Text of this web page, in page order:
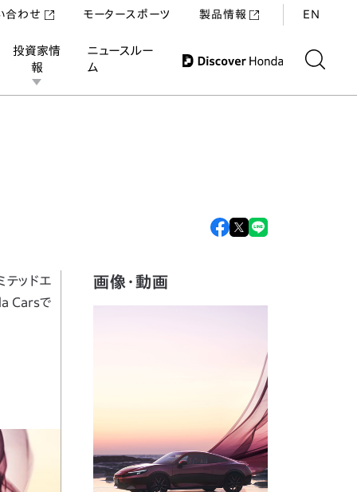
投資家情
報
ニュースルー
ム
合わせ モータースポーツ 製品情報 EN
テッドエ
Carsで
画像・動画